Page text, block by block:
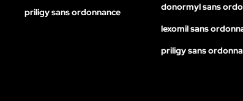
priligy sans ordonnance
donormyl sans
lexomil sans
priligy sans